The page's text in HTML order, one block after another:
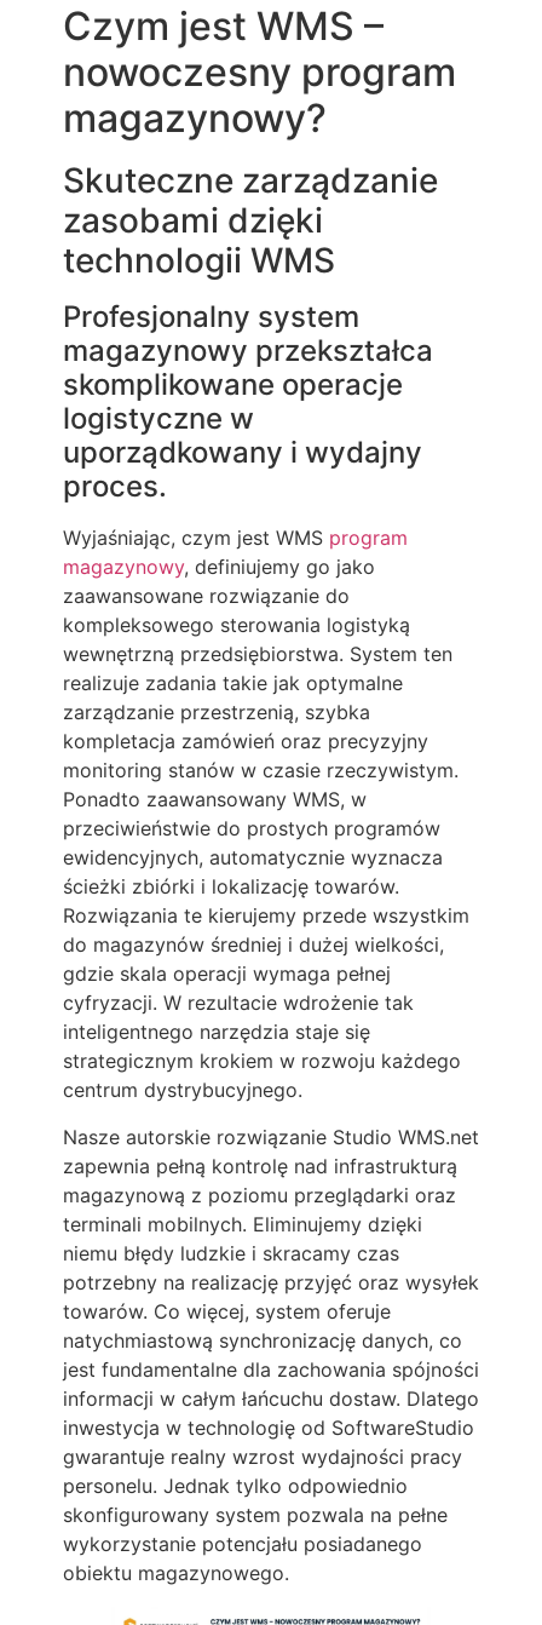
Czym jest WMS –
nowoczesny program
magazynowy?
Skuteczne zarządzanie
zasobami dzięki
technologii WMS
Profesjonalny system
magazynowy przekształca
skomplikowane operacje
logistyczne w
uporządkowany i wydajny
proces.
Wyjaśniając, czym jest WMS program
magazynowy, definiujemy go jako
zaawansowane rozwiązanie do
kompleksowego sterowania logistyką
wewnętrzną przedsiębiorstwa. System ten
realizuje zadania takie jak optymalne
zarządzanie przestrzenią, szybka
kompletacja zamówień oraz precyzyjny
monitoring stanów w czasie rzeczywistym.
Ponadto zaawansowany WMS, w
przeciwieństwie do prostych programów
ewidencyjnych, automatycznie wyznacza
ścieżki zbiórki i lokalizację towarów.
Rozwiązania te kierujemy przede wszystkim
do magazynów średniej i dużej wielkości,
gdzie skala operacji wymaga pełnej
cyfryzacji. W rezultacie wdrożenie tak
inteligentnego narzędzia staje się
strategicznym krokiem w rozwoju każdego
centrum dystrybucyjnego.
Nasze autorskie rozwiązanie Studio WMS.net
zapewnia pełną kontrolę nad infrastrukturą
magazynową z poziomu przeglądarki oraz
terminali mobilnych. Eliminujemy dzięki
niemu błędy ludzkie i skracamy czas
potrzebny na realizację przyjęć oraz wysyłek
towarów. Co więcej, system oferuje
natychmiastową synchronizację danych, co
jest fundamentalne dla zachowania spójności
informacji w całym łańcuchu dostaw. Dlatego
inwestycja w technologię od SoftwareStudio
gwarantuje realny wzrost wydajności pracy
personelu. Jednak tylko odpowiednio
skonfigurowany system pozwala na pełne
wykorzystanie potencjału posiadanego
obiektu magazynowego.